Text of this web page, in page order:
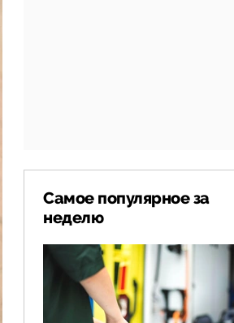
Самое популярное за
неделю